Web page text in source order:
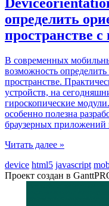
определить
пространстве
В современных
возможность
пространстве.
устройств, на
гироскопические
особенно полезна
браузерных приложений
Читать далее »
device html5 javascript
Проект создан в